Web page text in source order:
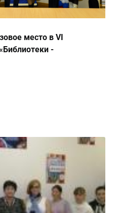
место в VI
-